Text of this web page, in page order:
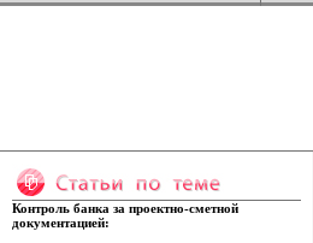
Контроль банка за проектно-сметной
документацией: